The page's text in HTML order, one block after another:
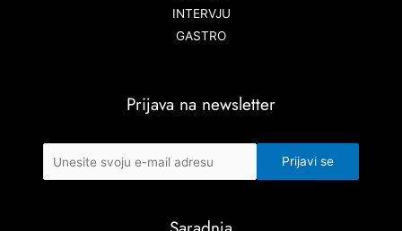
INTERVJU
GASTRO
Prijava na newsletter